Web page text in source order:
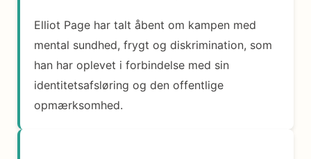
Elliot Page har talt åbent om kampen med
mental sundhed, frygt og diskrimination, som
han har oplevet i forbindelse med sin
identitetsafsløring og den offentlige
opmærksomhed.